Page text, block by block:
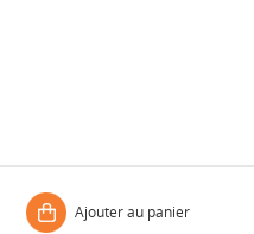
Ajouter au panier